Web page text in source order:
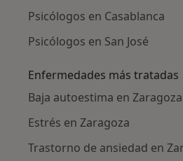
Psicólogos en Casablanca
Psicólogos en San José
Enfermedades más tratadas
Baja autoestima en Zaragoza
Estrés en Zaragoza
Trastorno de ansiedad en